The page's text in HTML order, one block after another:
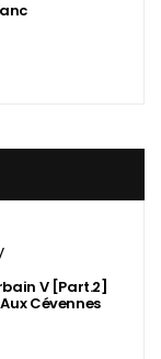
V [Part.2]
Cévennes